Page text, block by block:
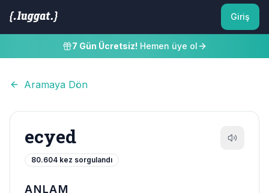
Giriş
7 Gün Ücretsiz! Hemen üye ol
Aramaya Dön
ecyed
80.604 kez sorgulandı
ANLAM